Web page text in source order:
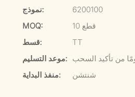
نموذج:
6200100
MOQ:
10 قطع
قسط:
TT
موعد التسليم:
منفذ البداية:
شنتشن